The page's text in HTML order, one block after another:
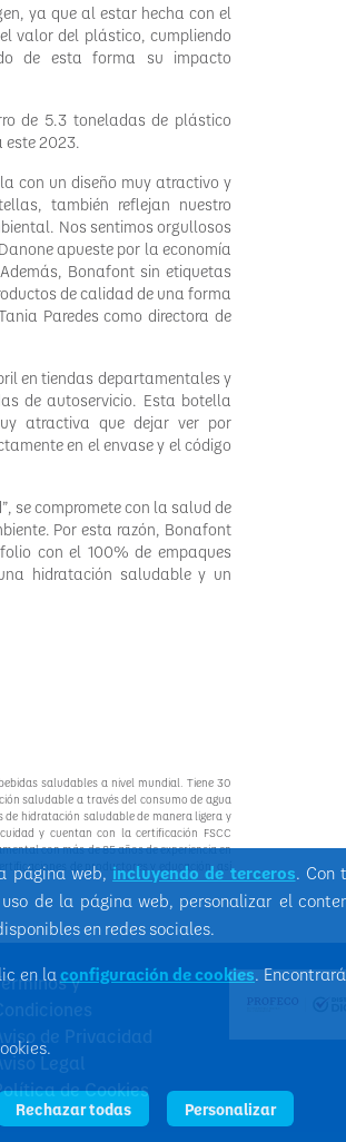
ya que al estar hecha con el
valor del plástico, cumpliendo
de esta forma su impacto
de 5.3 toneladas de plástico
este 2023.
con un diseño muy atractivo y
también reflejan nuestro
Nos sentimos orgullosos
apueste por la economía
Bonafont sin etiquetas
de calidad de una forma
Paredes como directora de
en tiendas departamentales y
de autoservicio. Esta botella
atractiva que dejar ver por
en el envase y el código
se compromete con la salud de
Por esta razón, Bonafont
con el 100% de empaques
hidratación saludable y un
saludables a nivel mundial. Tiene 30
saludable a través del consumo de agua
de hidratación saludable de manera ligera y
y cuentan con la certificación FSCC
con más de 85 años de experiencia en
de productores y educación, así
y
de Privacidad
Legal
de Cookies
página web,incluyendo de terceros. Con
de la página web, personalizar el
en redes sociales.
en laconfiguración de cookies.
Rechazar todas Personalizar